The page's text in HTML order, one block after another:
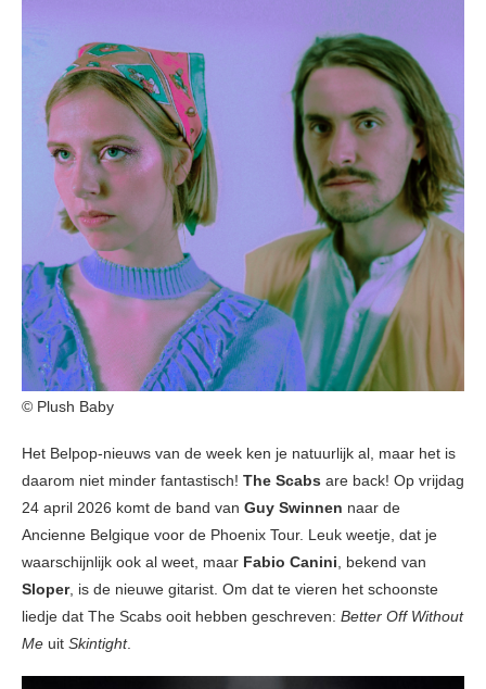
© Plush Baby
Het Belpop-nieuws van de week ken je natuurlijk al, maar het is
daarom niet minder fantastisch! The Scabs are back! Op vrijdag
24 april 2026 komt de band van Guy Swinnen naar de
Ancienne Belgique voor de Phoenix Tour. Leuk weetje, dat je
waarschijnlijk ook al weet, maar Fabio Canini, bekend van
Sloper, is de nieuwe gitarist. Om dat te vieren het schoonste
liedje dat The Scabs ooit hebben geschreven: Better Off Without
Me uit Skintight.